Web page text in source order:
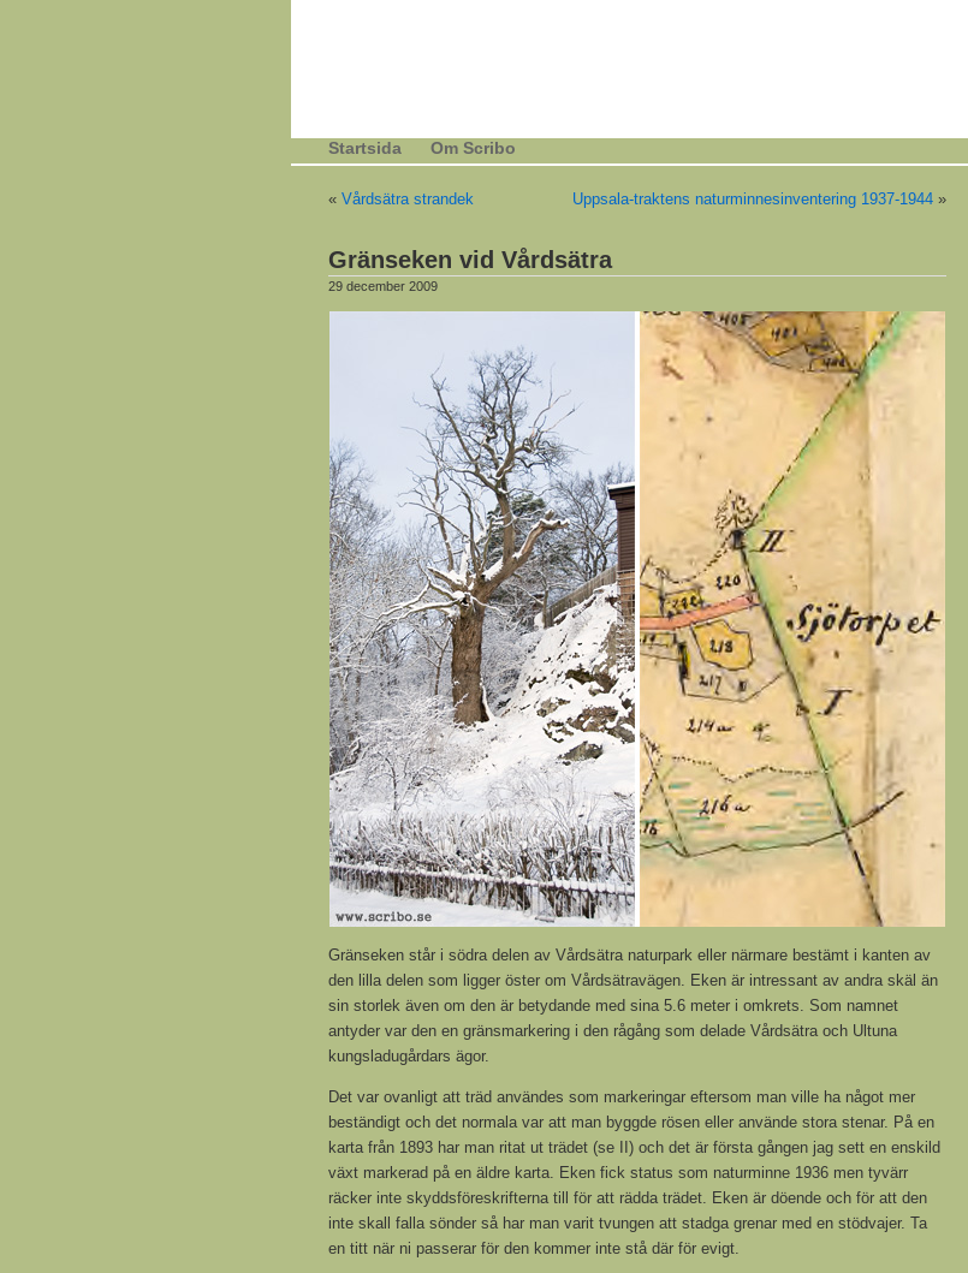
Startsida Om Scribo
« Vårdsätra strandek Uppsala-traktens naturminnesinventering 1937-1944 »
Gränseken vid Vårdsätra
29 december 2009
Gränseken står i södra delen av Vårdsätra naturpark eller närmare bestämt i kanten av
den lilla delen som ligger öster om Vårdsätravägen. Eken är intressant av andra skäl än
sin storlek även om den är betydande med sina 5.6 meter i omkrets. Som namnet
antyder var den en gränsmarkering i den rågång som delade Vårdsätra och Ultuna
kungsladugårdars ägor.
Det var ovanligt att träd användes som markeringar eftersom man ville ha något mer
beständigt och det normala var att man byggde rösen eller använde stora stenar. På en
karta från 1893 har man ritat ut trädet (se II) och det är första gången jag sett en enskild
växt markerad på en äldre karta. Eken fick status som naturminne 1936 men tyvärr
räcker inte skyddsföreskrifterna till för att rädda trädet. Eken är döende och för att den
inte skall falla sönder så har man varit tvungen att stadga grenar med en stödvajer. Ta
en titt när ni passerar för den kommer inte stå där för evigt.